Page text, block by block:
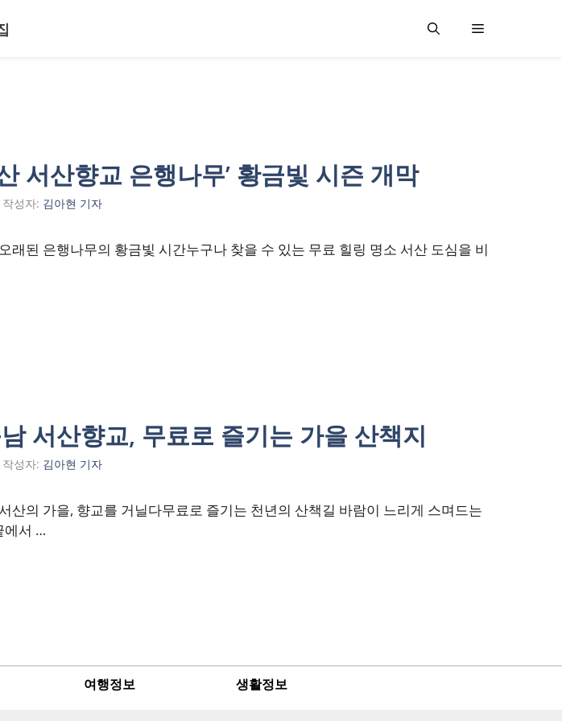
서산향교 은행나무’ 황금빛 시즌 개막
작성자: 김아현 기자
래된 은행나무의 황금빛 시간누구나 찾을 수 있는 무료 힐링 명소 서산 도심을 비
서산향교, 무료로 즐기는 가을 산책지
작성자: 김아현 기자
산의 가을, 향교를 거닐다무료로 즐기는 천년의 산책길 바람이 느리게 스며드는
에서 …
여행정보 생활정보